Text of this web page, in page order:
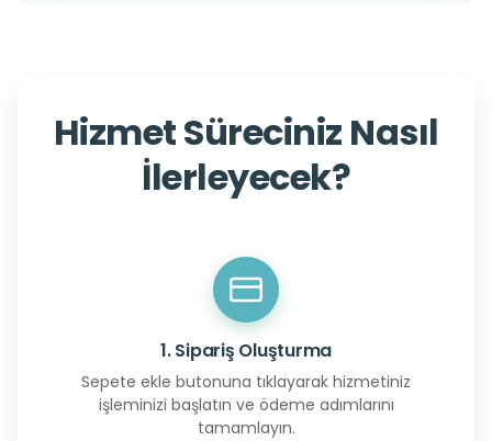
Hizmet Süreciniz Nasıl
İlerleyecek?
1. Sipariş Oluşturma
Sepete ekle butonuna tıklayarak hizmetiniz
işleminizi başlatın ve ödeme adımlarını
tamamlayın.